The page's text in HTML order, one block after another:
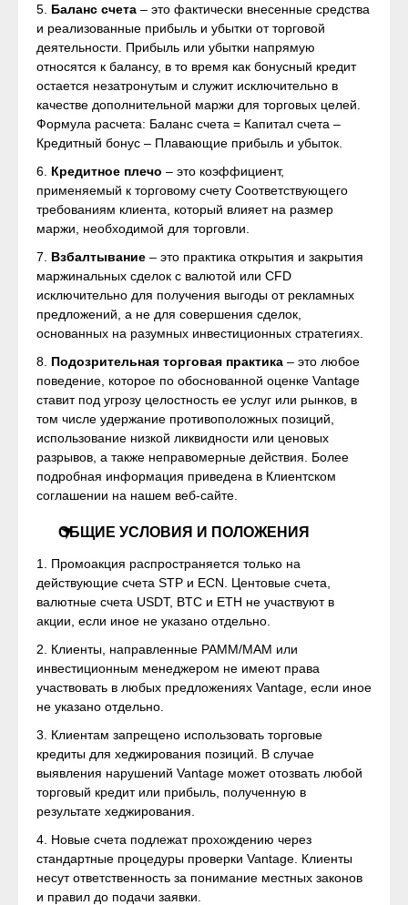
5. Баланс счета – это фактически внесенные средства
и реализованные прибыль и убытки от торговой
деятельности. Прибыль или убытки напрямую
относятся к балансу, в то время как бонусный кредит
остается незатронутым и служит исключительно в
качестве дополнительной маржи для торговых целей.
Формула расчета: Баланс счета = Капитал счета –
Кредитный бонус – Плавающие прибыль и убыток.
6. Кредитное плечо – это коэффициент,
применяемый к торговому счету Соответствующего
требованиям клиента, который влияет на размер
маржи, необходимой для торговли.
7. Взбалтывание – это практика открытия и закрытия
маржинальных сделок с валютой или CFD
исключительно для получения выгоды от рекламных
предложений, а не для совершения сделок,
основанных на разумных инвестиционных стратегиях.
8. Подозрительная торговая практика – это любое
поведение, которое по обоснованной оценке Vantage
ставит под угрозу целостность ее услуг или рынков, в
том числе удержание противоположных позиций,
использование низкой ликвидности или ценовых
разрывов, а также неправомерные действия. Более
подробная информация приведена в Клиентском
соглашении на нашем веб-сайте.
ОБЩИЕ УСЛОВИЯ И ПОЛОЖЕНИЯ
1. Промоакция распространяется только на
действующие счета STP и ECN. Центовые счета,
валютные счета USDT, BTC и ETH не участвуют в
акции, если иное не указано отдельно.
2. Клиенты, направленные PAMM/MAM или
инвестиционным менеджером не имеют права
участвовать в любых предложениях Vantage, если иное
не указано отдельно.
3. Клиентам запрещено использовать торговые
кредиты для хеджирования позиций. В случае
выявления нарушений Vantage может отозвать любой
торговый кредит или прибыль, полученную в
результате хеджирования.
4. Новые счета подлежат прохождению через
стандартные процедуры проверки Vantage. Клиенты
несут ответственность за понимание местных законов
и правил до подачи заявки.